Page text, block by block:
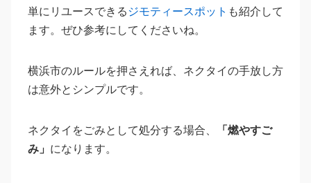
単にリユースできる ジモティースポット も紹介して
ます。ぜひ参考にしてくださいね。
横浜市のルールを押さえれば、ネクタイの手放し方
は意外とシンプルです。
ネクタイをごみとして処分する場合、
「燃やすご
み」 になります。